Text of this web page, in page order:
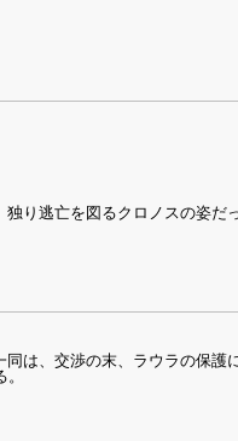
り逃亡を図るクロノスの姿だっ
は、交渉の末、ラウラの保護